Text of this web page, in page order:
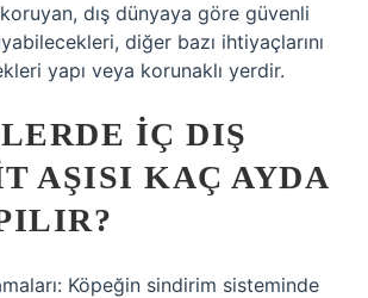
dış dünyaya göre güvenli
diğer bazı ihtiyaçlarını
yapı veya korunaklı yerdir.
IÇ DIŞ
AŞISI KAÇ AYDA
Köpeğin sindirim sisteminde